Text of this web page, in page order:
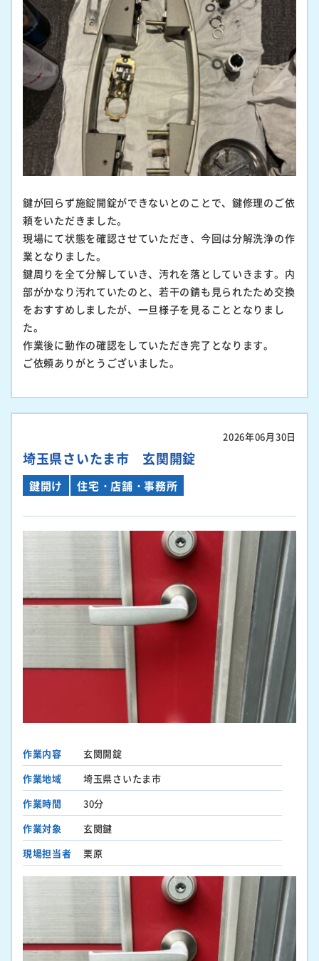
鍵が回らず施錠開錠ができないとのことで、鍵修理のご依
頼をいただきました。
現場にて状態を確認させていただき、今回は分解洗浄の作
業となりました。
鍵周りを全て分解していき、汚れを落としていきます。内
部がかなり汚れていたのと、若干の錆も見られたため交換
をおすすめしましたが、一旦様子を見ることとなりまし
た。
作業後に動作の確認をしていただき完了となります。
ご依頼ありがとうございました。
2026年06月30日
埼玉県さいたま市 玄関開錠
鍵開け 住宅・店舗・事務所
作業内容
玄関開錠
作業地域
埼玉県さいたま市
作業時間
30分
作業対象
玄関鍵
現場担当者
栗原